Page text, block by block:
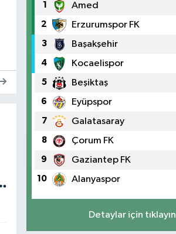
1 Amed
2 Erzurumspor FK
3 Başakşehir
4 Kocaelispor
5 Beşiktaş
6 Eyüpspor
7 Galatasaray
8 Çorum FK
9 Gaziantep FK
10 Alanyaspor
Detaylar için tıklayın